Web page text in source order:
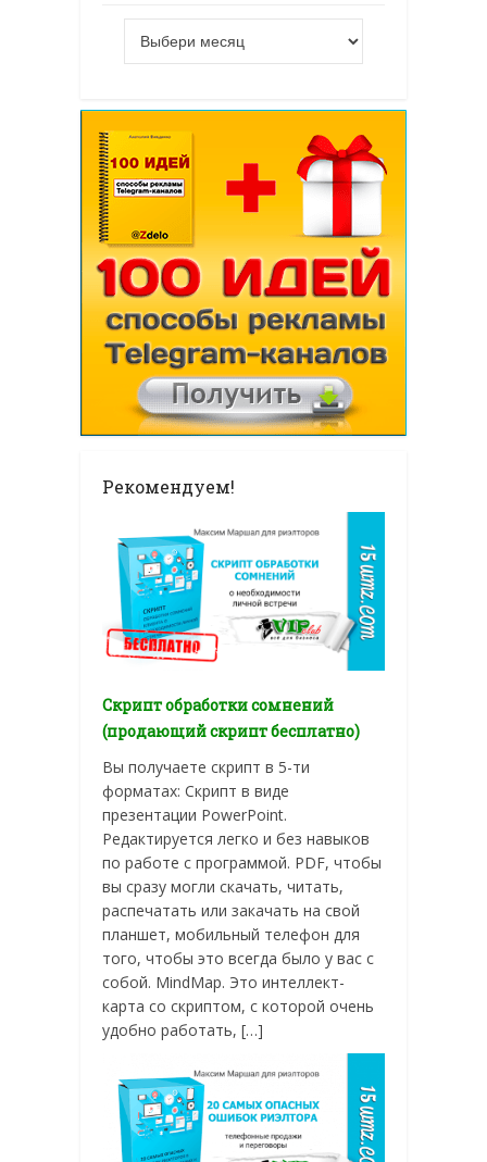
Рекомендуем!
Скрипт обработки сомнений
(продающий скрипт бесплатно)
Вы получаете скрипт в 5-ти
форматах: Скрипт в виде
презентации PowerPoint.
Редактируется легко и без навыков
по работе с программой. PDF, чтобы
вы сразу могли скачать, читать,
распечатать или закачать на свой
планшет, мобильный телефон для
того, чтобы это всегда было у вас с
собой. MindMap. Это интеллект-
карта со скриптом, с которой очень
удобно работать, […]